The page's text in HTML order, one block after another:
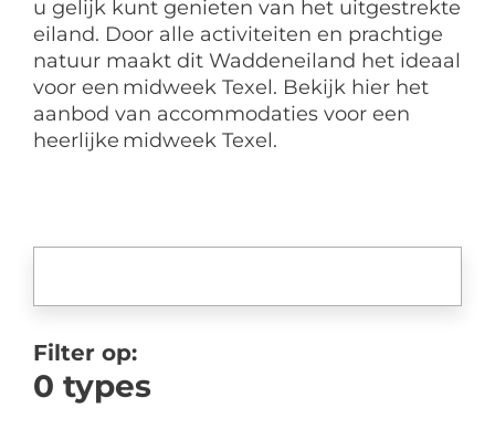
u gelijk kunt genieten van het uitgestrekte
eiland. Door alle activiteiten en prachtige
natuur maakt dit Waddeneiland het ideaal
voor een midweek Texel. Bekijk hier het
aanbod van accommodaties voor een
heerlijke midweek Texel.
Filter op:
0 types